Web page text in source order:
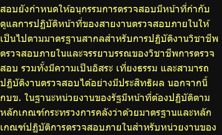
ไทย | Eng
สอบยังกำหนดให้อนุกรรมการตรวจสอบมีหน้าที่กำกับ
ดูแลการปฏิบัติหน้าที่ของสายงานตรวจสอบภายในให้
เป็นไปตามมาตรฐานสากลสำหรับการปฏิบัติงานวิชาชีพ
ตรวจสอบภายในและจรรยาบรรณของวิชาชีพการตรวจ
สอบ รวมทั้งมีความเป็นอิสระ เที่ยงธรรม และสามารถ
ปฏิบัติงานตรวจสอบได้อย่างมีประสิทธิผล นอกจากนี้
กบข. ในฐานะหน่วยงานของรัฐมีหน้าที่ต้องปฏิบัติตาม
หลักเกณฑ์กระทรวงการคลังว่าด้วยมาตรฐานและหลัก
เกณฑ์ปฏิบัติการตรวจสอบภายในสำหรับหน่วยงานของ